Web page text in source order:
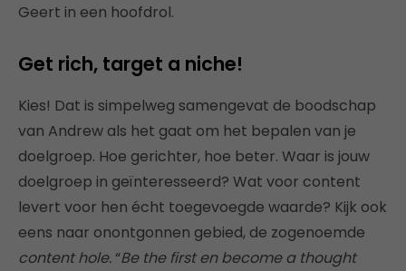
Geert in een hoofdrol.
Get rich, target a niche!
Kies! Dat is simpelweg samengevat de boodschap
van Andrew als het gaat om het bepalen van je
doelgroep. Hoe gerichter, hoe beter. Waar is jouw
doelgroep in geïnteresseerd? Wat voor content
levert voor hen écht toegevoegde waarde? Kijk ook
eens naar onontgonnen gebied, de zogenoemde
content hole.“Be the first en become a thought